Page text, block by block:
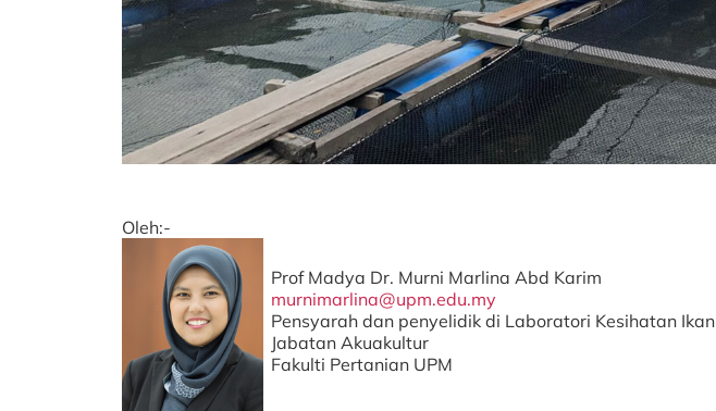
Oleh:-
Prof Madya Dr. Murni Marlina Abd Karim
murnimarlina@upm.edu.my
Pensyarah dan penyelidik di Laboratori Kesihatan Ikan
Jabatan Akuakultur
Fakulti Pertanian UPM